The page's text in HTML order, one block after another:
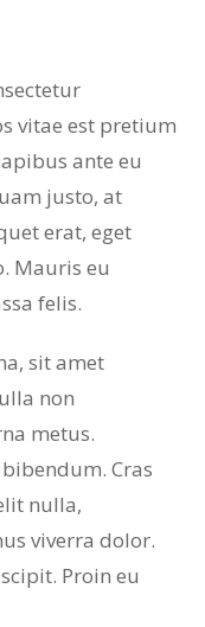
vitae est pretium
ante eu
justo, at
erat, eget
Mauris eu
felis.
sit amet
non
metus.
Cras
nulla,
viverra dolor.
Proin eu